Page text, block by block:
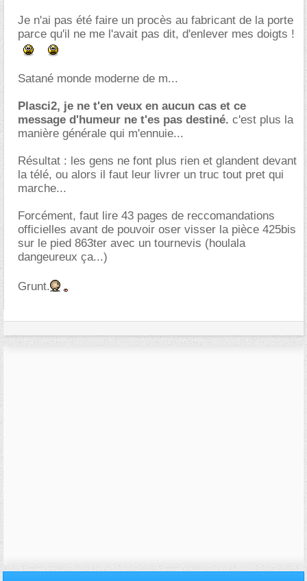
Je n'ai pas été faire un procès au fabricant de la porte
parce qu'il ne me l'avait pas dit, d'enlever mes doigts !
Satané monde moderne de m...
Plasci2, je ne t'en veux en aucun cas et ce
message d'humeur ne t'es pas destiné. c'est plus la
manière générale qui m'ennuie...
Résultat : les gens ne font plus rien et glandent devant
la télé, ou alors il faut leur livrer un truc tout pret qui
marche...
Forcément, faut lire 43 pages de reccomandations
officielles avant de pouvoir oser visser la pièce 425bis
sur le pied 863ter avec un tournevis (houlala
dangeureux ça...)
Grunt.